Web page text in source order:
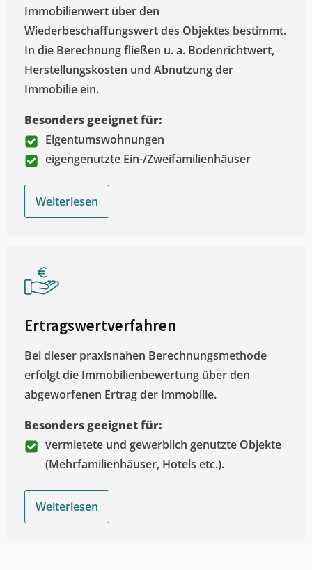
Immobilienwert über den
Wiederbeschaffungswert des Objektes bestimmt.
In die Berechnung fließen u. a. Bodenrichtwert,
Herstellungskosten und Abnutzung der
Immobilie ein.
Besonders geeignet für:
Eigentumswohnungen
eigengenutzte Ein-/Zweifamilienhäuser
Weiterlesen
Ertragswertverfahren
Bei dieser praxisnahen Berechnungsmethode
erfolgt die Immobilienbewertung über den
abgeworfenen Ertrag der Immobilie.
Besonders geeignet für:
vermietete und gewerblich genutzte Objekte
(Mehrfamilienhäuser, Hotels etc.).
Weiterlesen